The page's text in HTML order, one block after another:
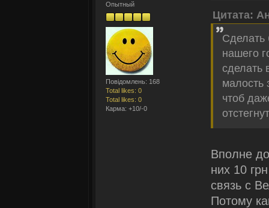
Опытный
Повідомлень: 168
Total likes: 0
Total likes: 0
Карма: +10/-0
Цитата:
Сделать
нашего
сделать
малость
чтоб
Вполне
них 10
связь с
Потому